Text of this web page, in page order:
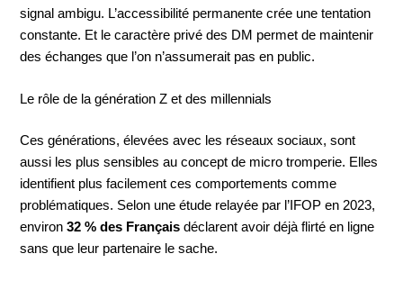
signal ambigu. L’accessibilité permanente crée une tentation
constante. Et le caractère privé des DM permet de maintenir
des échanges que l’on n’assumerait pas en public.
Le rôle de la génération Z et des millennials
Ces générations, élevées avec les réseaux sociaux, sont
aussi les plus sensibles au concept de micro tromperie. Elles
identifient plus facilement ces comportements comme
problématiques. Selon une étude relayée par l’IFOP en 2023,
environ32 % des Français déclarent avoir déjà flirté en ligne
sans que leur partenaire le sache.